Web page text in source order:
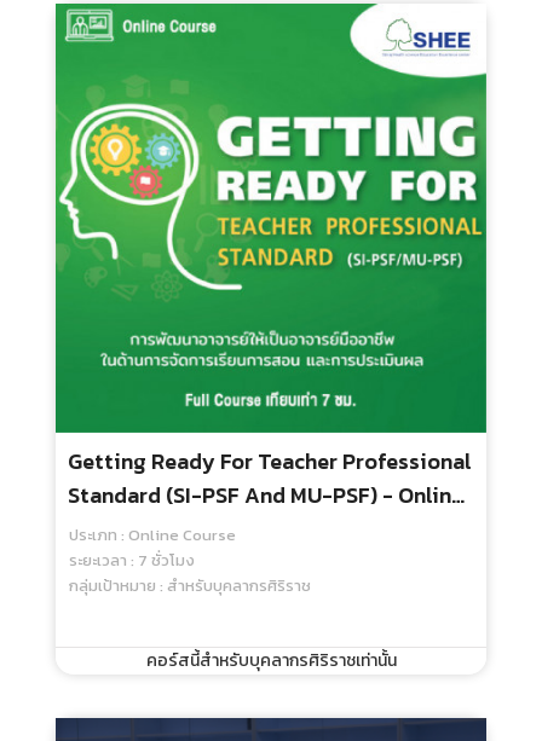
กลุ่มเป้าหมาย : สำหรับทุกคน
1,500.00 บ.
Effective Techniques For Teaching
Knowledge, Skills, And Attitudes In
Health Science Schools - Online Course
ประเภท : Online Course
ระยะเวลา : 5 ชั่วโมง
กลุ่มเป้าหมาย : สำหรับทุกคน
1,200.00 บ.